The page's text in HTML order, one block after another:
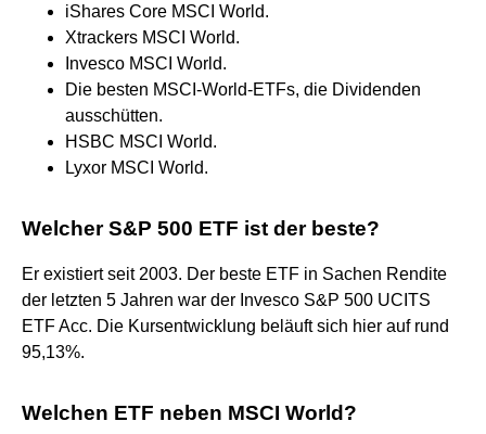
iShares Core MSCI World.
Xtrackers MSCI World.
Invesco MSCI World.
Die besten MSCI-World-ETFs, die Dividenden
ausschütten.
HSBC MSCI World.
Lyxor MSCI World.
Welcher S&P 500 ETF ist der beste?
Er existiert seit 2003. Der beste ETF in Sachen Rendite
der letzten 5 Jahren war der Invesco S&P 500 UCITS
ETF Acc. Die Kursentwicklung beläuft sich hier auf rund
95,13%.
Welchen ETF neben MSCI World?